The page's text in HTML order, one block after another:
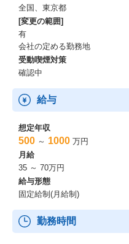
全国、東京都
[変更の範囲]
有
会社の定める勤務地
受動喫煙対策
確認中
給与
想定年収
500 ～ 1000 万円
月給
35 ～ 70万円
給与形態
固定給制(月給制)
勤務時間